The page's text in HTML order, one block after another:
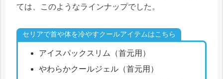
ては、このようなラインナップでした。
セリアで首や体を冷やすクールアイテムはこちら
アイスパックスリム（首元用）
やわらかクールジェル（首元用）